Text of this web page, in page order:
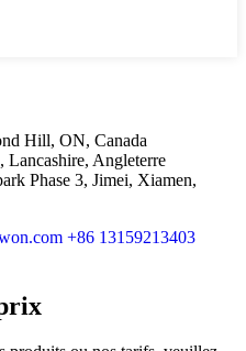
Hill, ON, Canada
Angleterre
Phase 3, Jimei, Xiamen,
+86 13159213403